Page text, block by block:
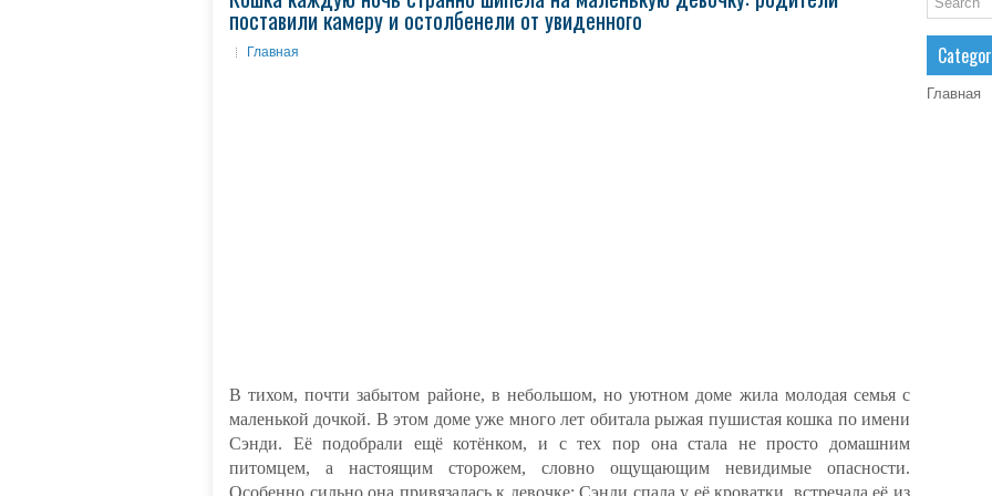
поставили камеру и остолбенели от увиденного
Главная
В тихом, почти забытом районе, в небольшом, но уютном доме жила молодая семья с
маленькой дочкой. В этом доме уже много лет обитала рыжая пушистая кошка по имени
Сэнди. Её подобрали ещё котёнком, и с тех пор она стала не просто домашним
питомцем, а настоящим сторожем, словно ощущающим невидимые опасности.
Особенно сильно она привязалась к девочке: Сэнди спала у её кроватки, встречала её из
Главная